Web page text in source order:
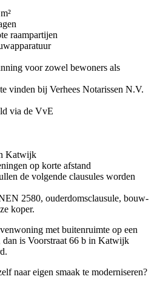
raampartijen
voor zowel bewoners als
vinden bij Verhees Notarissen N.V.
via de VvE
Katwijk
op korte afstand
de volgende clausules worden
2580, ouderdomsclausule, bouw-
koper.
met buitenruimte op een
dan is Voorstraat 66 b in Katwijk
naar eigen smaak te moderniseren?